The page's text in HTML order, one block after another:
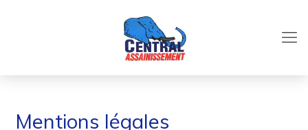
Mentions légales